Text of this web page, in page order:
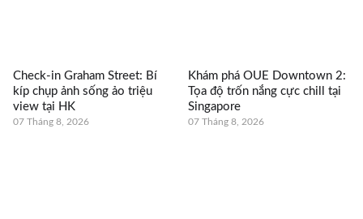
Check-in Graham Street: Bí
kíp chụp ảnh sống ảo triệu
view tại HK
07 Tháng 8, 2026
Khám phá OUE Downtown 2:
Tọa độ trốn nắng cực chill tại
Singapore
07 Tháng 8, 2026